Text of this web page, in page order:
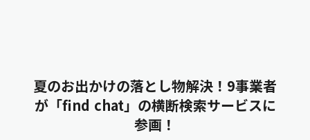
夏のお出かけの落とし物解決！9事業者
が「find chat」の横断検索サービスに
参画！